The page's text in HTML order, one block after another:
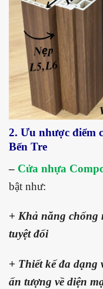
2. Ưu nhược điểm
Bến Tre
– Cửa nhựa
bật như:
+ Khả năng chống
tuyệt đối
+ Thiết kế đa dạng
ấn tượng về diện